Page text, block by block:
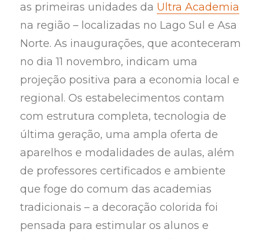
as primeiras unidades da Ultra Academia
na região – localizadas no Lago Sul e Asa
Norte. As inaugurações, que aconteceram
no dia 11 novembro, indicam uma
projeção positiva para a economia local e
regional. Os estabelecimentos contam
com estrutura completa, tecnologia de
última geração, uma ampla oferta de
aparelhos e modalidades de aulas, além
de professores certificados e ambiente
que foge do comum das academias
tradicionais – a decoração colorida foi
pensada para estimular os alunos e